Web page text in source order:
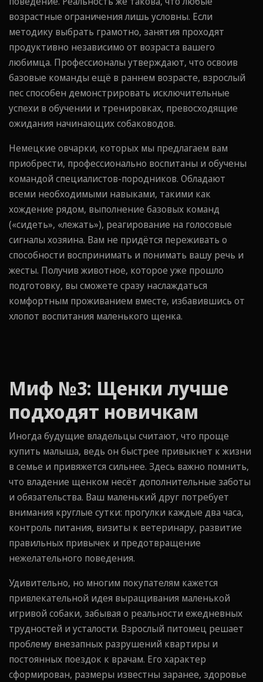
возрастные ограничения лишь условны. Если
методику выбрать грамотно, занятия проходят
продуктивно независимо от возраста вашего
любимца. Профессионалы утверждают, что освоив
базовые команды ещё в раннем возрасте, взрослый
пес способен демонстрировать исключительные
успехи в обучении и тренировках, превосходящие
ожидания начинающих собаководов.
Немецкие овчарки, которых мы предлагаем вам
приобрести, профессионально воспитаны и обучены
командой специалистов-породников. Обладают
всеми необходимыми навыками, такими как
хождение рядом, выполнение базовых команд
(«сидеть», «лежать»), реагирование на голосовые
сигналы хозяина. Вам не придётся переживать о
способности воспринимать и понимать вашу речь и
жесты. Получив животное, которое уже прошло
подготовку, вы сможете сразу наслаждаться
комфортным проживанием вместе, избавившись от
хлопот воспитания маленького щенка.
Миф №3: Щенки лучше
подходят новичкам
Иногда будущие владельцы считают, что проще
купить малыша, ведь он быстрее привыкнет к жизни
в семье и привяжется сильнее. Здесь важно помнить,
что владение щенком несёт дополнительные заботы
и обязательства. Ваш маленький друг потребует
внимания круглые сутки: прогулки каждые два часа,
контроль питания, визиты к ветеринару, развитие
правильных привычек и предотвращение
нежелательного поведения.
Удивительно, но многим покупателям кажется
привлекательной идея выращивания маленькой
игривой собаки, забывая о реальности ежедневных
трудностей и усталости. Взрослый питомец решает
проблему внезапных разрушений квартиры и
постоянных поездок к врачам. Его характер
сформирован, размеры известны заранее, здоровье